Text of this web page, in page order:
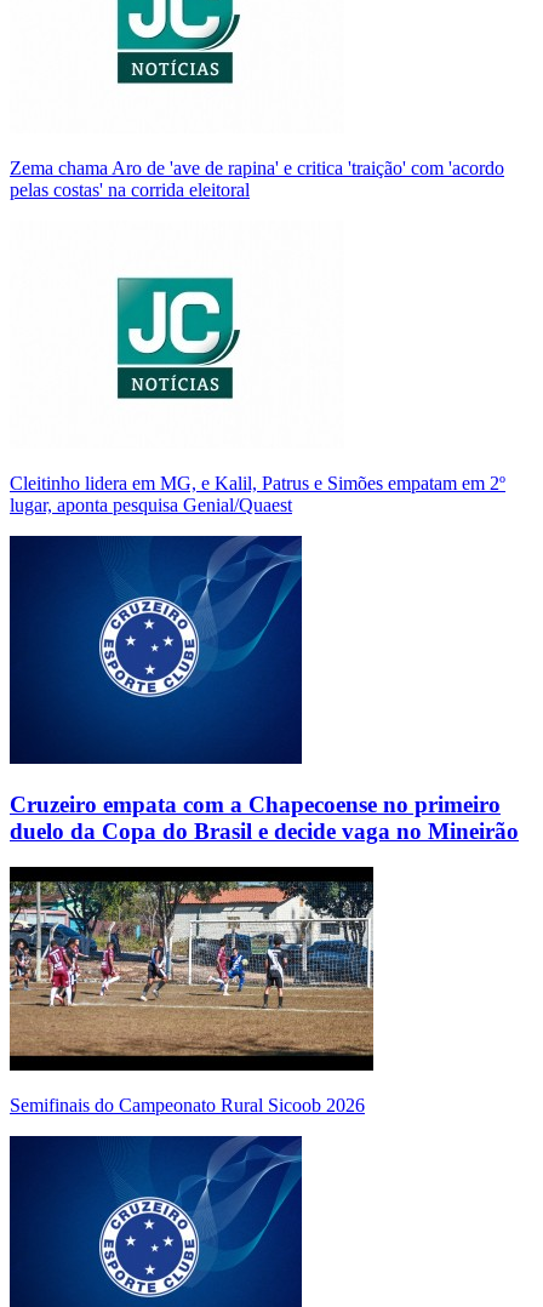
Zema chama Aro de 'ave de rapina' e critica 'traição' com 'acordo
pelas costas' na corrida eleitoral
Cleitinho lidera em MG, e Kalil, Patrus e Simões empatam em 2º
lugar, aponta pesquisa Genial/Quaest
Cruzeiro empata com a Chapecoense no primeiro
duelo da Copa do Brasil e decide vaga no Mineirão
Semifinais do Campeonato Rural Sicoob 2026